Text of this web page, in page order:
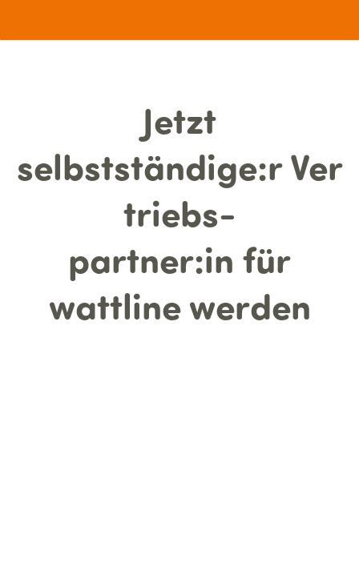
Jetzt
selbstständige:rVer
triebs-
partner:in für
wattline werden